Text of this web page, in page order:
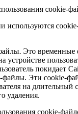
cookie-
используются
Это временные
устройстве
покидает
файлы. Эти cookie-
на длительный
удаления.
cookie-